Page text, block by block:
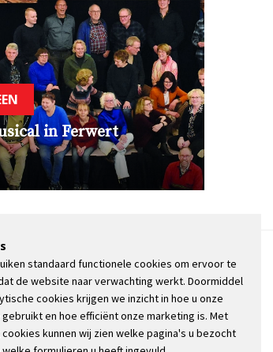
in Ferwert
DE STIENSER
standaard functionele cookies om ervoor te
de website naar verwachting werkt. Doormiddel
cookies krijgen we inzicht in hoe u onze
en hoe efficiënt onze marketing is. Met
kunnen wij zien welke pagina's u bezocht